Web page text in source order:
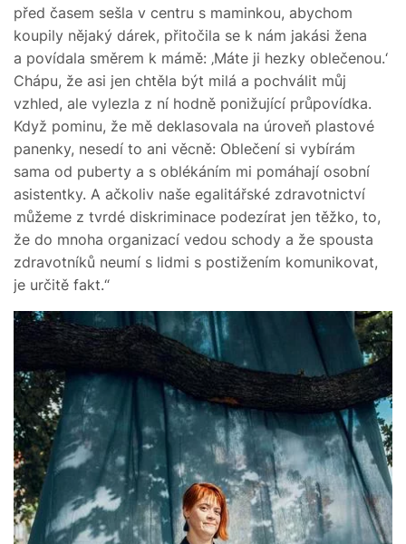
před časem sešla v centru s maminkou, abychom
koupily nějaký dárek, přitočila se k nám jakási žena
a povídala směrem k mámě: ‚Máte ji hezky oblečenou.‘
Chápu, že asi jen chtěla být milá a pochválit můj
vzhled, ale vylezla z ní hodně ponižující průpovídka.
Když pominu, že mě deklasovala na úroveň plastové
panenky, nesedí to ani věcně: Oblečení si vybírám
sama od puberty a s oblékáním mi pomáhají osobní
asistentky. A ačkoliv naše egalitářské zdravotnictví
můžeme z tvrdé diskriminace podezírat jen těžko, to,
že do mnoha organizací vedou schody a že spousta
zdravotníků neumí s lidmi s postižením komunikovat,
je určitě fakt.“